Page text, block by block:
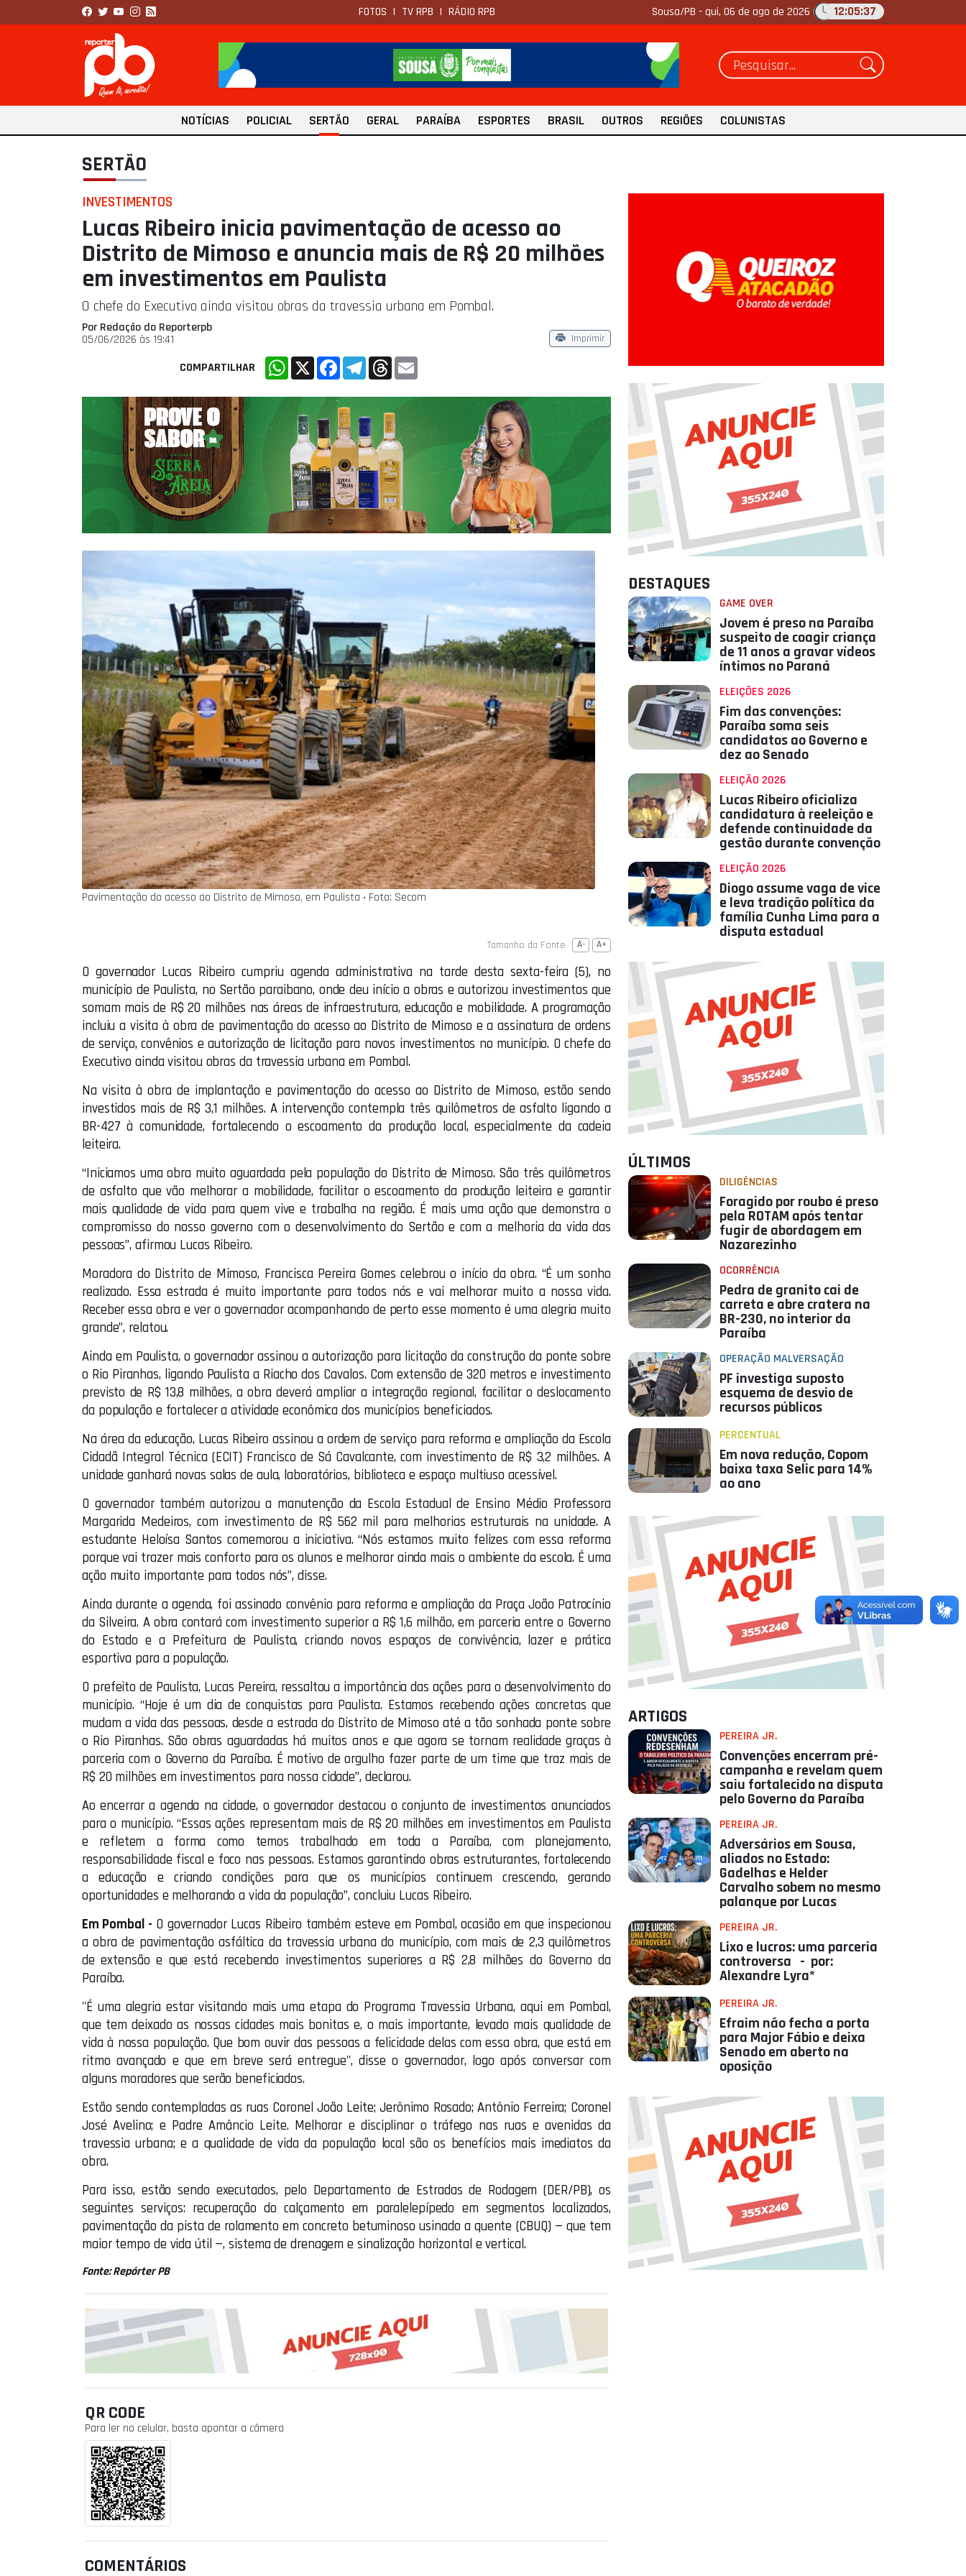
FOTOS | TV RPB | RÁDIO RPB Sousa/PB -qui, 06 de ago de 2026 12:05:39
NOTÍCIAS POLICIAL SERTÃO GERAL PARAÍBA ESPORTES BRASIL OUTROS REGIÕES COLUNISTAS
SERTÃO
INVESTIMENTOS
Lucas Ribeiro inicia pavimentação de acesso ao
Distrito de Mimoso e anuncia mais de R$ 20 milhões
em investimentos em Paulista
O chefe do Executivo ainda visitou obras da travessia urbana em Pombal.
Por Redação do Reporterpb
05/06/2026 às 19:41
Imprimir
COMPARTILHAR WhatsApp
X FacebookTelegramThreads
Pavimentação do acesso ao Distrito de Mimoso, em Paulista ‧ Foto: Secom
Tamanho da Fonte A- A+
O governador Lucas Ribeiro cumpriu agenda administrativa na tarde desta sexta-feira (5), no
município de Paulista, no Sertão paraibano, onde deu início a obras e autorizou investimentos que
somam mais de R$ 20 milhões nas áreas de infraestrutura, educação e mobilidade. A programação
incluiu a visita à obra de pavimentação do acesso ao Distrito de Mimoso e a assinatura de ordens
de serviço, convênios e autorização de licitação para novos investimentos no município. O chefe do
Executivo ainda visitou obras da travessia urbana em Pombal.
Na visita à obra de implantação e pavimentação do acesso ao Distrito de Mimoso, estão sendo
investidos mais de R$ 3,1 milhões. A intervenção contempla três quilômetros de asfalto ligando a
BR-427 à comunidade, fortalecendo o escoamento da produção local, especialmente da cadeia
leiteira.
“Iniciamos uma obra muito aguardada pela população do Distrito de Mimoso. São três quilômetros
de asfalto que vão melhorar a mobilidade, facilitar o escoamento da produção leiteira e garantir
mais qualidade de vida para quem vive e trabalha na região. É mais uma ação que demonstra o
compromisso do nosso governo com o desenvolvimento do Sertão e com a melhoria da vida das
pessoas”, afirmou Lucas Ribeiro.
Moradora do Distrito de Mimoso, Francisca Pereira Gomes celebrou o início da obra. “É um sonho
realizado. Essa estrada é muito importante para todos nós e vai melhorar muito a nossa vida.
Receber essa obra e ver o governador acompanhando de perto esse momento é uma alegria muito
grande”, relatou.
Ainda em Paulista, o governador assinou a autorização para licitação da construção da ponte sobre
o Rio Piranhas, ligando Paulista a Riacho dos Cavalos. Com extensão de 320 metros e investimento
previsto de R$ 13,8 milhões, a obra deverá ampliar a integração regional, facilitar o deslocamento
da população e fortalecer a atividade econômica dos municípios beneficiados.
Na área da educação, Lucas Ribeiro assinou a ordem de serviço para reforma e ampliação da Escola
Cidadã Integral Técnica (ECIT) Francisco de Sá Cavalcante, com investimento de R$ 3,2 milhões. A
unidade ganhará novas salas de aula, laboratórios, biblioteca e espaço multiuso acessível.
O governador também autorizou a manutenção da Escola Estadual de Ensino Médio Professora
Margarida Medeiros, com investimento de R$ 562 mil para melhorias estruturais na unidade. A
estudante Heloísa Santos comemorou a iniciativa. “Nós estamos muito felizes com essa reforma
porque vai trazer mais conforto para os alunos e melhorar ainda mais o ambiente da escola. É uma
ação muito importante para todos nós”, disse.
Ainda durante a agenda, foi assinado convênio para reforma e ampliação da Praça João Patrocínio
da Silveira. A obra contará com investimento superior a R$ 1,6 milhão, em parceria entre o Governo
do Estado e a Prefeitura de Paulista, criando novos espaços de convivência, lazer e prática
esportiva para a população.
O prefeito de Paulista, Lucas Pereira, ressaltou a importância das ações para o desenvolvimento do
município. “Hoje é um dia de conquistas para Paulista. Estamos recebendo ações concretas que
mudam a vida das pessoas, desde a estrada do Distrito de Mimoso até a tão sonhada ponte sobre
o Rio Piranhas. São obras aguardadas há muitos anos e que agora se tornam realidade graças à
parceria com o Governo da Paraíba. É motivo de orgulho fazer parte de um time que traz mais de
R$ 20 milhões em investimentos para nossa cidade”, declarou.
Ao encerrar a agenda na cidade, o governador destacou o conjunto de investimentos anunciados
para o município. “Essas ações representam mais de R$ 20 milhões em investimentos em Paulista
e refletem a forma como temos trabalhado em toda a Paraíba, com planejamento,
responsabilidade fiscal e foco nas pessoas. Estamos garantindo obras estruturantes, fortalecendo
a educação e criando condições para que os municípios continuem crescendo, gerando
oportunidades e melhorando a vida da população”, concluiu Lucas Ribeiro.
Em Pombal - O governador Lucas Ribeiro também esteve em Pombal, ocasião em que inspecionou
a obra de pavimentação asfáltica da travessia urbana do município, com mais de 2,3 quilômetros
de extensão e que está recebendo investimentos superiores a R$ 2,8 milhões do Governo da
Paraíba.
"É uma alegria estar visitando mais uma etapa do Programa Travessia Urbana, aqui em Pombal,
que tem deixado as nossas cidades mais bonitas e, o mais importante, levado mais qualidade de
vida à nossa população. Que bom ouvir das pessoas a felicidade delas com essa obra, que está em
ritmo avançado e que em breve será entregue", disse o governador, logo após conversar com
alguns moradores que serão beneficiados.
Estão sendo contempladas as ruas Coronel João Leite; Jerônimo Rosado; Antônio Ferreira; Coronel
José Avelino; e Padre Amâncio Leite. Melhorar e disciplinar o tráfego nas ruas e avenidas da
travessia urbana; e a qualidade de vida da população local são os benefícios mais imediatos da
obra.
Para isso, estão sendo executados, pelo Departamento de Estradas de Rodagem (DER/PB), os
seguintes serviços: recuperação do calçamento em paralelepípedo em segmentos localizados,
pavimentação da pista de rolamento em concreto betuminoso usinado a quente (CBUQ) — que tem
maior tempo de vida útil —, sistema de drenagem e sinalização horizontal e vertical.
Fonte: Repórter PB
QR CODE
Para ler no celular, basta apontar a câmera
COMENTÁRIOS
DESTAQUES
GAME OVER
Jovem é preso na Paraíba
suspeito de coagir criança
de 11 anos a gravar vídeos
íntimos no Paraná
ELEIÇÕES 2026
Fim das convenções:
Paraíba soma seis
candidatos ao Governo e
dez ao Senado
ELEIÇÃO 2026
Lucas Ribeiro oficializa
candidatura à reeleição e
defende continuidade da
gestão durante convenção
ELEIÇÃO 2026
Diogo assume vaga de vice
e leva tradição política da
família Cunha Lima para a
disputa estadual
ÚLTIMOS
DILIGÊNCIAS
Foragido por roubo é preso
pela ROTAM após tentar
fugir de abordagem em
Nazarezinho
OCORRÊNCIA
Pedra de granito cai de
carreta e abre cratera na
BR-230, no interior da
Paraíba
OPERAÇÃO MALVERSAÇÃO
PF investiga suposto
esquema de desvio de
recursos públicos
PERCENTUAL
Em nova redução, Copom
baixa taxa Selic para 14%
ao ano
ARTIGOS
PEREIRA JR.
Convenções encerram pré-
campanha e revelam quem
saiu fortalecido na disputa
pelo Governo da Paraíba
PEREIRA JR.
Adversários em Sousa,
aliados no Estado:
Gadelhas e Helder
Carvalho sobem no mesmo
palanque por Lucas
PEREIRA JR.
Lixo e lucros: uma parceria
controversa - por:
Alexandre Lyra*
PEREIRA JR.
Efraim não fecha a porta
para Major Fábio e deixa
Senado em aberto na
oposição